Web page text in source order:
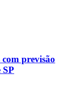
previsão
SP